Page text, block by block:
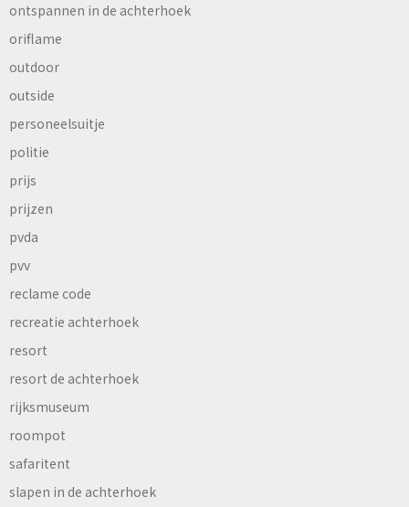
ontspannen in de achterhoek
oriflame
outdoor
outside
personeelsuitje
politie
prijs
prijzen
pvda
pvv
reclame code
recreatie achterhoek
resort
resort de achterhoek
rijksmuseum
roompot
safaritent
slapen in de achterhoek